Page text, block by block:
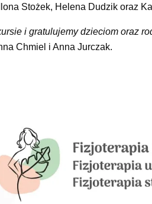
Stożek, Helena Dudzik oraz
i gratulujemy dzieciom oraz
Chmiel i Anna Jurczak.